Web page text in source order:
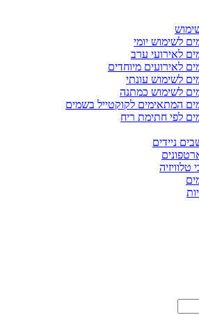
לשימוש יומי
לאירועי ערב
לאירועים מיוחדים
לשימוש עונתי
לשימוש כמתנה
המתאימים לקוקטייל בשמים
לפי חתימת ריח
ניידים
טלוויזיה